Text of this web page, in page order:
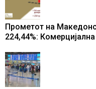
Прометот на
224,44%: Комерцијална